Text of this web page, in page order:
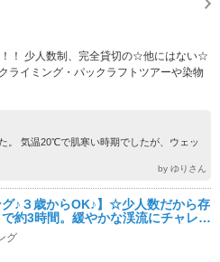
！ 少人数制、完全貸切の☆他にはない☆
ライミング・パックラフトツアーや染物
。 気温20℃で肌寒い時期でしたが、ウェッ
by ゆりさん
グ♪３歳からOK♪】☆少人数だから存
約3時間。緩やかな渓流にチャレン
グ